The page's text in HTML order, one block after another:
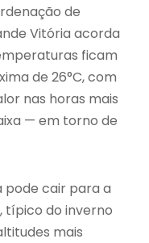
de
Vitória acorda
ficam
de 26°C, com
nas horas mais
— em torno de
pode cair para a
típico do inverno
mais